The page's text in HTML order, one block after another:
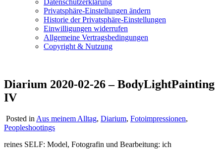
Datenschutzerklärung
Privatsphäre-Einstellungen ändern
Historie der Privatsphäre-Einstellungen
Einwilligungen widerrufen
Allgemeine Vertragsbedingungen
Copyright & Nutzung
Diarium 2020-02-26 – BodyLightPainting
IV
Posted in Aus meinem Alltag, Diarium, Fotoimpressionen,
Peopleshootings
reines SELF: Model, Fotografin und Bearbeitung: ich